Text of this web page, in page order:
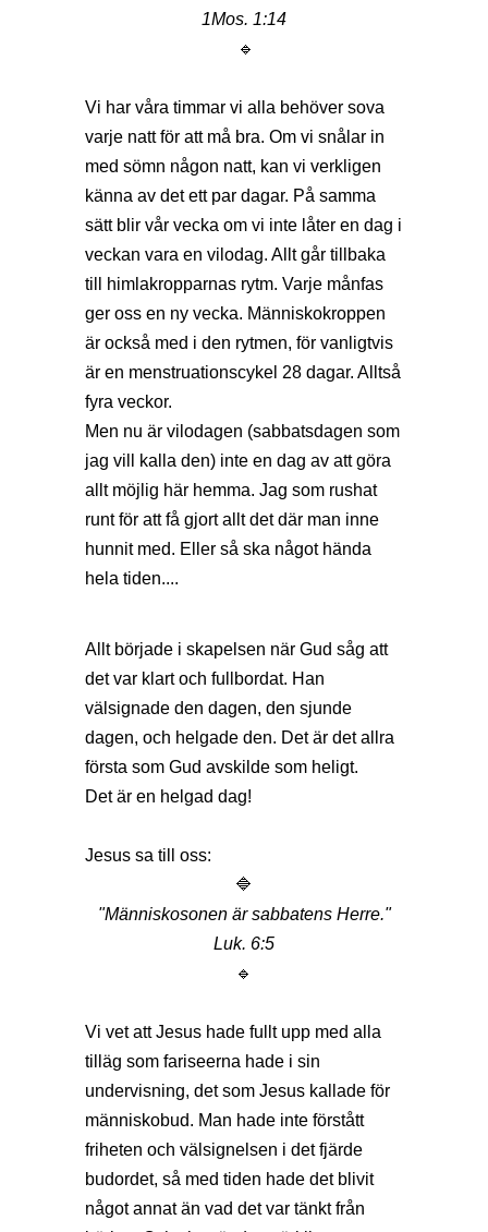
1Mos. 1:14
🔹
Vi har våra timmar vi alla behöver sova
varje natt för att må bra. Om vi snålar in
med sömn någon natt, kan vi verkligen
känna av det ett par dagar. På samma
sätt blir vår vecka om vi inte låter en dag i
veckan vara en vilodag. Allt går tillbaka
till himlakropparnas rytm. Varje månfas
ger oss en ny vecka. Människokroppen
är också med i den rytmen, för vanligtvis
är en menstruationscykel 28 dagar. Alltså
fyra veckor.
Men nu är vilodagen (sabbatsdagen som
jag vill kalla den) inte en dag av att göra
allt möjlig här hemma. Jag som rushat
runt för att få gjort allt det där man inne
hunnit med. Eller så ska något hända
hela tiden....
Allt började i skapelsen när Gud såg att
det var klart och fullbordat. Han
välsignade den dagen, den sjunde
dagen, och helgade den. Det är det allra
första som Gud avskilde som heligt.
Det är en helgad dag!
Jesus sa till oss:
🔷
"Människosonen är sabbatens Herre."
Luk. 6:5
🔹
Vi vet att Jesus hade fullt upp med alla
tilläg som fariseerna hade i sin
undervisning, det som Jesus kallade för
människobud. Man hade inte förstått
friheten och välsignelsen i det fjärde
budordet, så med tiden hade det blivit
något annat än vad det var tänkt från